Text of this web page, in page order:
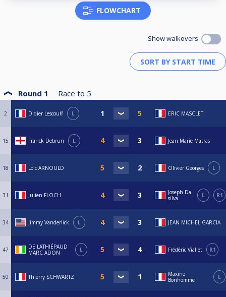
FLOWCHART
Show walkovers
Round 1 Race to 5
2 Didier Lescouff L ERIC MASCLET
15 Franck Debrun L Jean Marîe Matras
18 Loïc ARNOULD Olivier Georges L
31 Julien FLOCH
Joseph Da
silva
L R1
34 Jimmy Vanderlick L JEAN MICHEL GARCIA
47
DE LATHIÉPAUD
MARC ADON
L Frédéric Viallet R1
50 Thierry SCHWARTZ
Maxine
Bonhomme
L